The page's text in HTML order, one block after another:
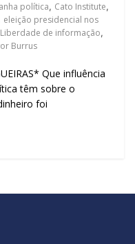
política, Cato Institute,
eleição presidencial nos
Liberdade de informação,
Burrus
Que influência
têm sobre o
foi